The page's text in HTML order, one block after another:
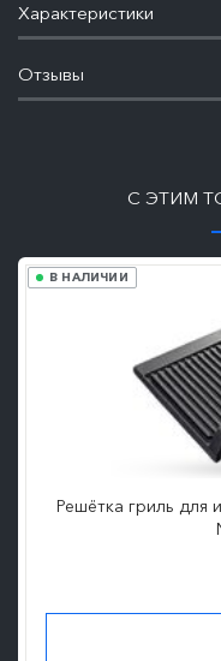
Характеристики
Отзывы
С ЭТИМ
В НАЛИЧИИ
Решётка гриль для